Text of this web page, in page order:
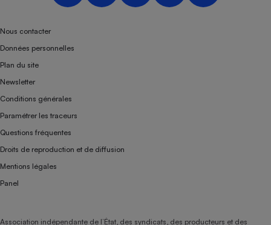
Nous contacter
Données personnelles
Plan du site
Newsletter
Conditions générales
Paramétrer les traceurs
Questions fréquentes
Droits de reproduction et de diffusion
Mentions légales
Panel
Association indépendante de l’État, des syndicats, des producteurs et des